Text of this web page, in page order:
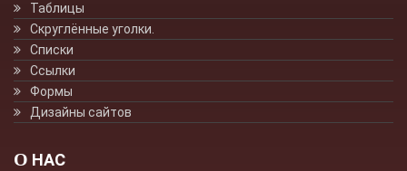
Таблицы
Скруглённые уголки.
Списки
Ссылки
Формы
Дизайны сайтов
О НАС